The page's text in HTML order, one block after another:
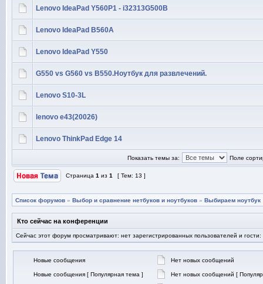
Lenovo IdeaPad Y560P1 - i32313G500B
Lenovo IdeaPad B560A
Lenovo IdeaPad Y550
G550 vs G560 vs B550.Ноутбук для развлечений.
Lenovo S10-3L
lenovo e43(20026)
Lenovo ThinkPad Edge 14
Показать темы за: Поле
Страница 1 из 1 [ Тем: 13 ]
Список форумов » Выбор и сравнение нетбуков и ноутбуков » Выбираем ноутбук
Кто сейчас на конференции
Сейчас этот форум просматривают: нет зарегистрированных пользователей и гости:
Новые сообщения Нет новых сообщений
Новые сообщения [ Популярная тема ] Нет новых сообщений [